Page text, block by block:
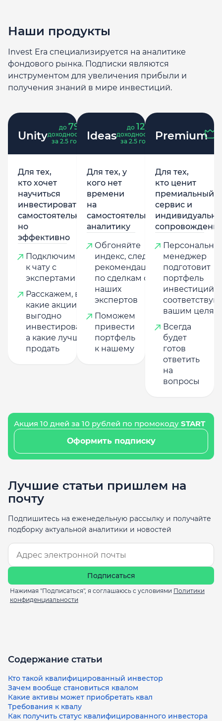
Наши продукты
Invest Era специализируется на аналитике
фондового рынка. Подписки являются
инструментом для увеличения прибыли и
получения знаний в мире инвестиций.
Unity
до 79
доходность
за 2.5 года
Для тех,
кто хочет
научиться
инвестировать
самостоятельно,
но
эффективно
Подключим
к чату с
экспертами
Расскажем, в
какие акции
выгодно
инвестировать,
а какие лучше
продать
Ideas
до 121
доходность
за 2.5 года
Для тех, у
кого нет
времени
на
самостоятельную
аналитику
Обгоняйте
индекс, следуя
рекомендациям
по сделкам от
наших
экспертов
Поможем
привести
портфель
к нашему
Premium
Для тех,
кто ценит
премиальный
сервис и
менеджер
подготовит
портфель
инвестиций,
вашим целям
Всегда
будет
готов
ответить
на
вопросы
Акция 10 дней за 10 рублей по промокоду START
Оформить подписку
Лучшие статьи пришлем на
почту
Подпишитесь на еженедельную рассылку и получайте
подборку актуальной аналитики и новостей
Подписаться
Нажимая "Подписаться", я соглашаюсь с условиями Политики
конфиденциальности
Содержание статьи
Кто такой квалифицированный инвестор
Зачем вообще становиться квалом
Какие активы может приобретать квал
Требования к квалу
Как получить статус квалифицированного инвестора